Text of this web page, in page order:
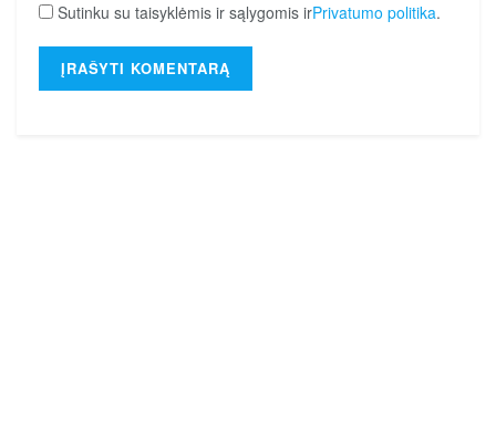
Sutinku su taisyklėmis ir sąlygomis irPrivatumo politika.